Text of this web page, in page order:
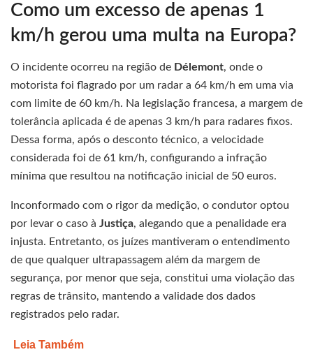
Como um excesso de apenas 1
km/h gerou uma multa na Europa?
O incidente ocorreu na região de Délemont, onde o
motorista foi flagrado por um radar a 64 km/h em uma via
com limite de 60 km/h. Na legislação francesa, a margem de
tolerância aplicada é de apenas 3 km/h para radares fixos.
Dessa forma, após o desconto técnico, a velocidade
considerada foi de 61 km/h, configurando a infração
mínima que resultou na notificação inicial de 50 euros.
Inconformado com o rigor da medição, o condutor optou
por levar o caso à Justiça, alegando que a penalidade era
injusta. Entretanto, os juízes mantiveram o entendimento
de que qualquer ultrapassagem além da margem de
segurança, por menor que seja, constitui uma violação das
regras de trânsito, mantendo a validade dos dados
registrados pelo radar.
Leia Também